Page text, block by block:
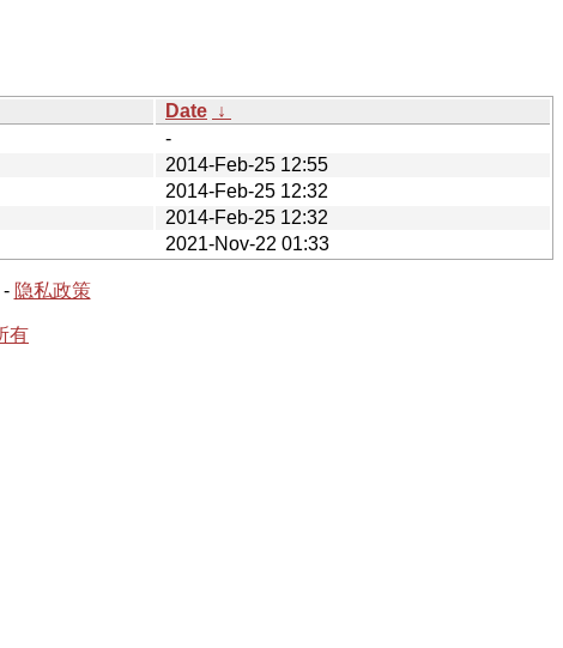
Date ↓
-
2014-Feb-25 12:55
2014-Feb-25 12:32
2014-Feb-25 12:32
2021-Nov-22 01:33
- 隐私政策
有